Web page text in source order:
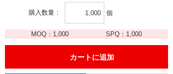
購入数量 個
MOQ： 1,000 SPQ： 1,000